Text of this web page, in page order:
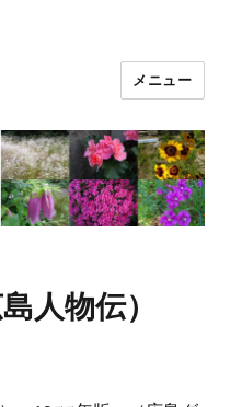
メニュー
島人物伝）